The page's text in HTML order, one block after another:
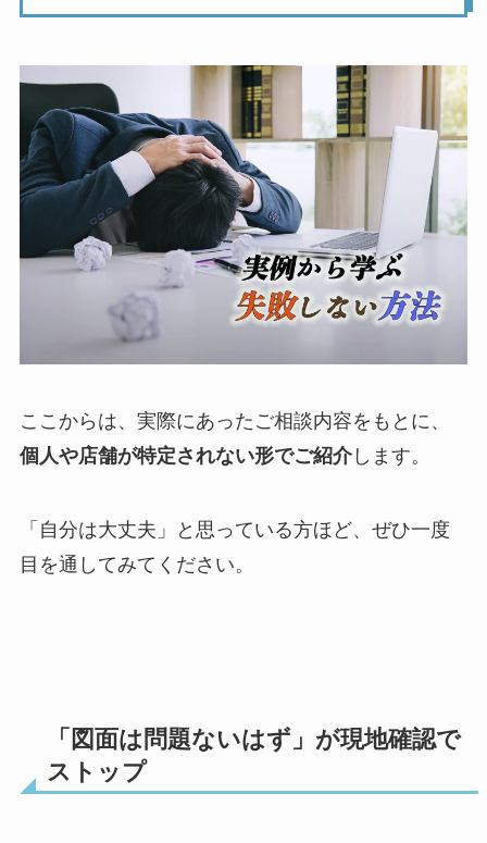
ここからは、実際にあったご相談内容をもとに、
個人や店舗が特定されない形でご紹介します。
「自分は大丈夫」と思っている方ほど、ぜひ一度
目を通してみてください。
「図面は問題ないはず」が現地確認で
ストップ